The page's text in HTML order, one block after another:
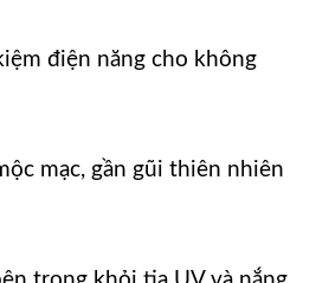
điện năng cho không
mạc, gần gũi thiên nhiên